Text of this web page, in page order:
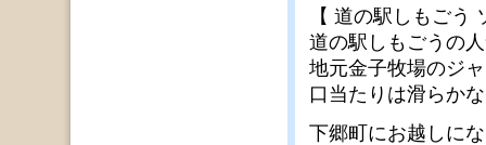
【 道の駅しもごう
道の駅しもごうの
地元金子牧場のジ
口当たりは滑らか
下郷町にお越しに